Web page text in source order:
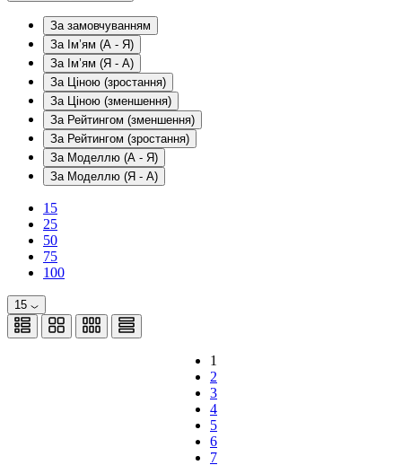
За замовчуванням
За Ім’ям (A - Я)
За Ім’ям (Я - A)
За Ціною (зростання)
За Ціною (зменшення)
За Рейтингом (зменшення)
За Рейтингом (зростання)
За Моделлю (A - Я)
За Моделлю (Я - A)
15
25
50
75
100
15
1
2
3
4
5
6
7